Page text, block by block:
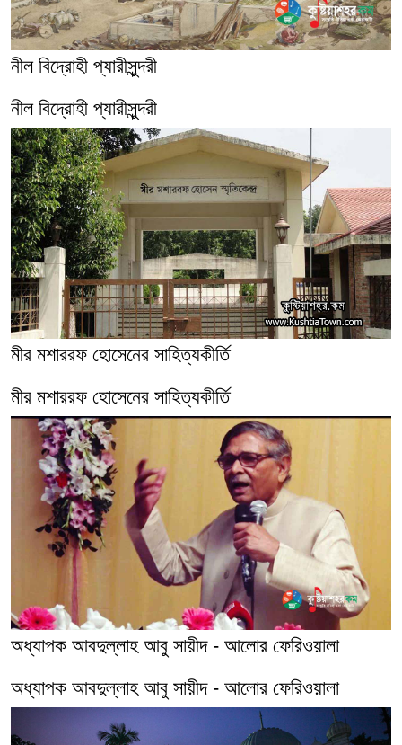
নীল বিদ্রোহী প্যারীসুন্দরী
নীল বিদ্রোহী প্যারীসুন্দরী
মীর মশাররফ হোসেনের সাহিত্যকীর্তি
মীর মশাররফ হোসেনের সাহিত্যকীর্তি
অধ্যাপক আবদুল্লাহ আবু সায়ীদ - আলোর ফেরিওয়ালা
অধ্যাপক আবদুল্লাহ আবু সায়ীদ - আলোর ফেরিওয়ালা